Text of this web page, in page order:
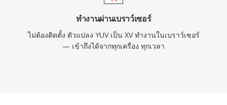
ทำงานผ่านเบราว์เซอร์
ไม่ต้องติดตั้ง ตัวแปลง YUV เป็น XV ทำงานในเบราว์เซอร์
— เข้าถึงได้จากทุกเครื่อง ทุกเวลา